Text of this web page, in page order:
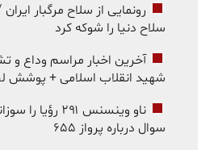
رونمایی از سلاح مرگبار
سلاح دنیا را شوکه کرد
آخرین اخبار مراسم وداع و
شهید انقلاب اسلامی + پوشش
سوال درباره پرواز ۶۵۵